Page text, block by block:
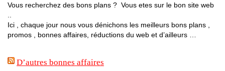
Vous recherchez des bons plans ? Vous etes sur le bon site web
Ici , chaque jour nous vous dénichons les meilleurs bons plans ,
promos , bonnes affaires, réductions du web et d’ailleurs …
D’autres bonnes affaires